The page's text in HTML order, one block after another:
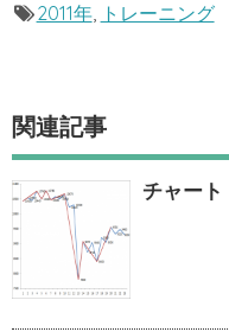
2011年, トレーニング
関連記事
チャート